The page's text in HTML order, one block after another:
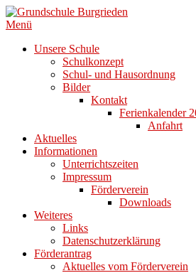
Zum
Inhalt
Menü
Unsere Schule
Schulkonzept
Schul- und Hausordnung
Bilder
Kontakt
Ferienkalender
Anfahrt
Aktuelles
Informationen
Unterrichtszeiten
Impressum
Förderverein
Downloads
Weiteres
Links
Datenschutzerklärung
Förderantrag
Aktuelles vom Förderverein